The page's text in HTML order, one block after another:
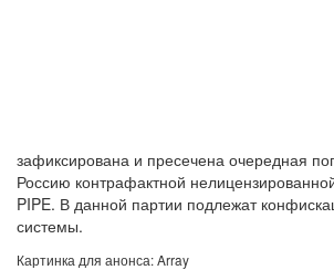
зафиксирована и пресечена очередная
Россию контрафактной
PIPE. В данной партии подлежат
системы.
Картинка для анонса: Array